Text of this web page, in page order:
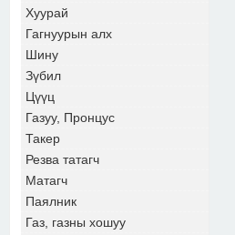
Хуурай
Гагнуурын алх
Шину
Зүбил
Цүүц
Газуу, Пронцус
Такер
Резва татагч
Матагч
Паялник
Газ, газны хошуу